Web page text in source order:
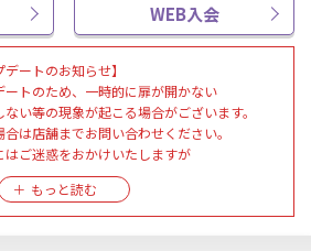
WEB入会
ートのお知らせ】
ートのため、一時的に扉が開かない
い等の現象が起こる場合がございます。
は店舗までお問い合わせください。
ご迷惑をおかけいたしますが
程よろしくお願いいたします。
改定のお知らせ